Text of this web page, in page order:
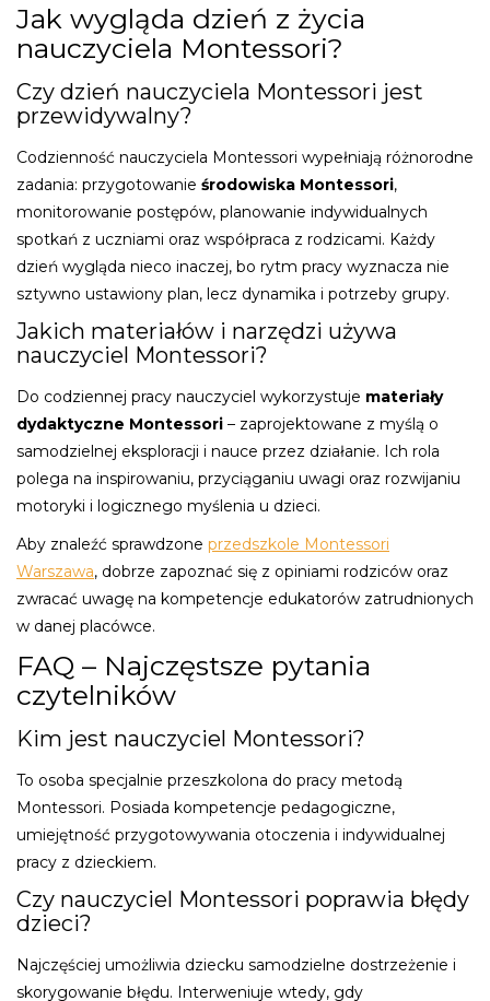
Jak wygląda dzień z życia
nauczyciela Montessori?
Czy dzień nauczyciela Montessori jest
przewidywalny?
Codzienność nauczyciela Montessori wypełniają różnorodne
zadania: przygotowanie środowiska Montessori,
monitorowanie postępów, planowanie indywidualnych
spotkań z uczniami oraz współpraca z rodzicami. Każdy
dzień wygląda nieco inaczej, bo rytm pracy wyznacza nie
sztywno ustawiony plan, lecz dynamika i potrzeby grupy.
Jakich materiałów i narzędzi używa
nauczyciel Montessori?
Do codziennej pracy nauczyciel wykorzystuje materiały
dydaktyczne Montessori – zaprojektowane z myślą o
samodzielnej eksploracji i nauce przez działanie. Ich rola
polega na inspirowaniu, przyciąganiu uwagi oraz rozwijaniu
motoryki i logicznego myślenia u dzieci.
Aby znaleźć sprawdzone przedszkole Montessori
Warszawa, dobrze zapoznać się z opiniami rodziców oraz
zwracać uwagę na kompetencje edukatorów zatrudnionych
w danej placówce.
FAQ – Najczęstsze pytania
czytelników
Kim jest nauczyciel Montessori?
To osoba specjalnie przeszkolona do pracy metodą
Montessori. Posiada kompetencje pedagogiczne,
umiejętność przygotowywania otoczenia i indywidualnej
pracy z dzieckiem.
Czy nauczyciel Montessori poprawia błędy
dzieci?
Najczęściej umożliwia dziecku samodzielne dostrzeżenie i
skorygowanie błędu. Interweniuje wtedy, gdy